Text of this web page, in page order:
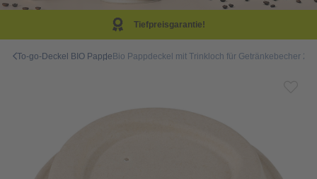
To-go-Deckel BIO PappeBio Pappdeckel mit Trinkloch für Getränkebecher